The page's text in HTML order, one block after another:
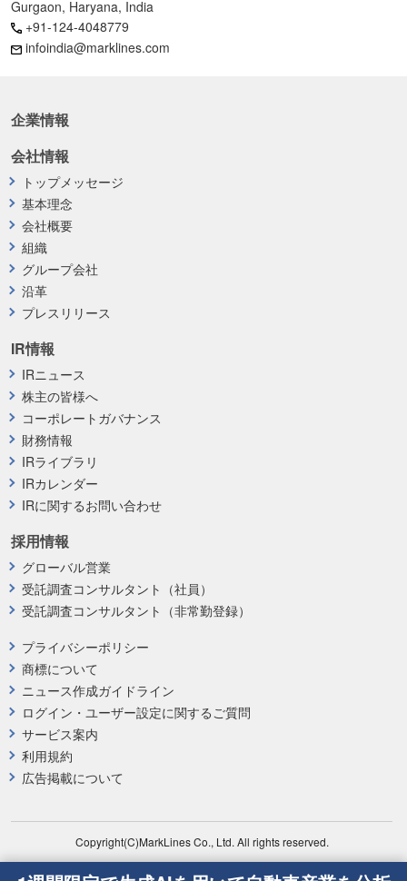
Gurgaon, Haryana, India
+91-124-4048779
infoindia@marklines.com
企業情報
プライバシーポリシー
商標について
ニュース作成ガイドライン
ログイン・ユーザー設定に関するご質問
サービス案内
利用規約
広告掲載について
採用情報
グローバル営業
受託調査コンサルタント（社員）
受託調査コンサルタント（非常勤登録）
会社情報
トップメッセージ
基本理念
会社概要
組織
グループ会社
沿革
プレスリリース
IR情報
IRニュース
株主の皆様へ
コーポレートガバナンス
財務情報
IRライブラリ
IRカレンダー
IRに関するお問い合わせ
Copyright(C)MarkLines Co., Ltd. All rights reserved.